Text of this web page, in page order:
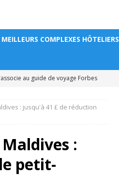
MEILLEURS COMPLEXES HÔTELIERS
au guide de voyage Forbes
5 ÉTOILES
à Dhawa Ihuru 2025
: jusqu'à 41 £ de réduction
:
petit-